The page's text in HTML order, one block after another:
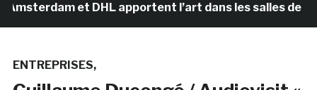
et DHL apportent l’art dans les salles de classe
ENTREPRISES